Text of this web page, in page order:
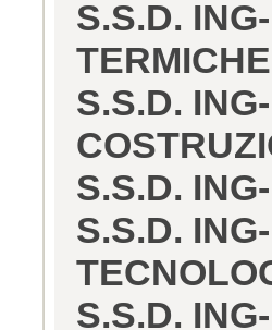
S.S.D.
TERMICHE
S.S.D.
S.S.D.
S.S.D.
S.S.D.